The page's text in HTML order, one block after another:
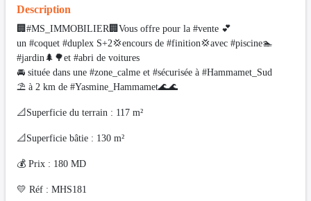
Description
🏢#MS_IMMOBILIER🏢Vous offre pour la #vente 💕
un #coquet #duplex S+2💢encours de #finition💢avec #piscine🏊
#jardin🌲🌳et #abri de voitures
🚘 située dans une #zone_calme et #sécurisée à #Hammamet_Sud
⛱️ à 2 km de #Yasmine_Hammamet🌊🌊
📐Superficie du terrain : 117 m²
📐Superficie bâtie : 130 m²
💰 Prix : 180 MD
💛 Réf : MHS181